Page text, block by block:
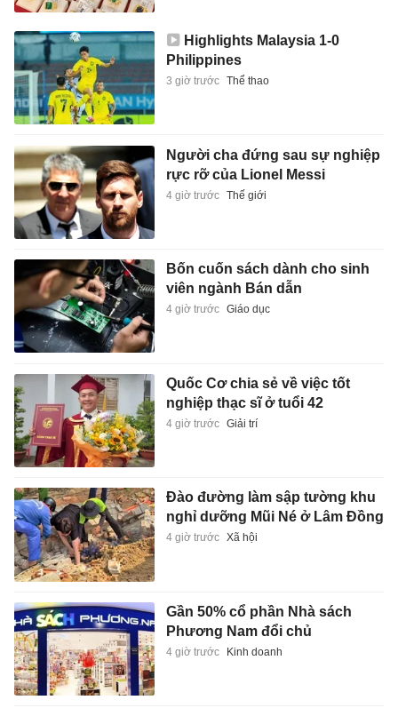
Highlights Malaysia 1-0
Philippines
3 giờ trước Thể thao
Người cha đứng sau sự nghiệp
rực rỡ của Lionel Messi
4 giờ trước Thế giới
Bốn cuốn sách dành cho sinh
viên ngành Bán dẫn
4 giờ trước Giáo dục
Quốc Cơ chia sẻ về việc tốt
nghiệp thạc sĩ ở tuổi 42
4 giờ trước Giải trí
Đào đường làm sập tường khu
nghỉ dưỡng Mũi Né ở Lâm Đồng
4 giờ trước Xã hội
Gần 50% cổ phần Nhà sách
Phương Nam đổi chủ
4 giờ trước Kinh doanh